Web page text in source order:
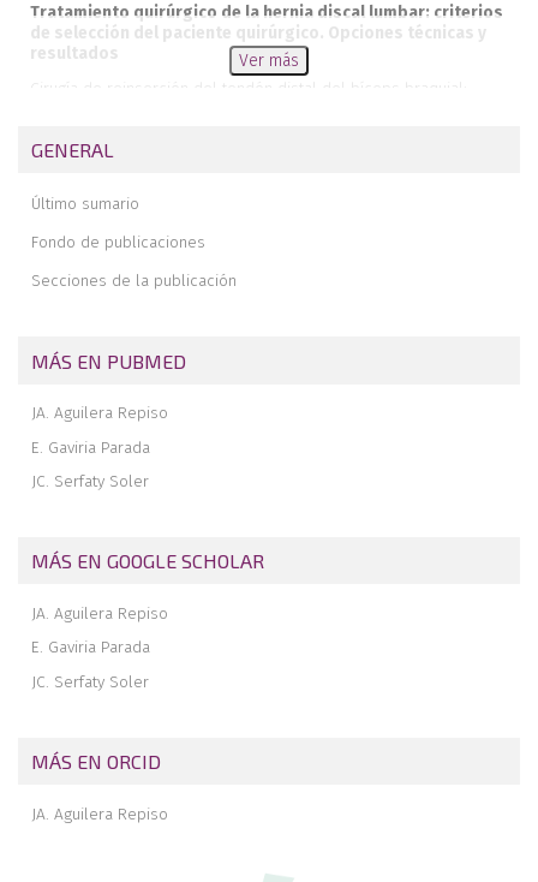
Tratamiento quirúrgico de la hernia discal lumbar: criterios
de selección del paciente quirúrgico. Opciones técnicas y
resultados
Cirugía de reinserción del tendón distal del bíceps braquial:
Mejora de la funcionalidad en el paciente amputado transfemoral
con el implante Keep Walking®
Características clínicas de los pacientes ingresados con COVID-19
social en Madrid. Estudio descriptivo retrospectivo observacional
Procedimiento de enfermería para la utilización de aloinjerto en la
cirugía de reconstrucción del ligamento cruzado anterior
Sinostosis lunopiramidal: a propósito de un caso
Ver más
GENERAL
Último sumario
Fondo de publicaciones
Secciones de la publicación
MÁS EN PUBMED
JA. Aguilera Repiso
E. Gaviria Parada
JC. Serfaty Soler
MÁS EN GOOGLE SCHOLAR
JA. Aguilera Repiso
E. Gaviria Parada
JC. Serfaty Soler
MÁS EN ORCID
JA. Aguilera Repiso